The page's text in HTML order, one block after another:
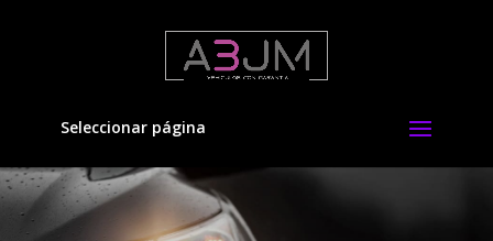
Seleccionar página